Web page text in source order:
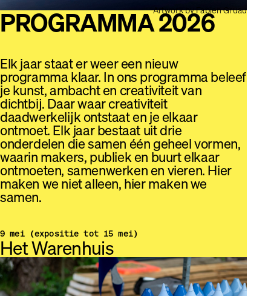
Artwork by Fabien Gruau
PROGRAMMA 2026
Elk jaar staat er weer een nieuw
programma klaar. In ons programma beleef
je kunst, ambacht en creativiteit van
dichtbij. Daar waar creativiteit
daadwerkelijk ontstaat en je elkaar
ontmoet. Elk jaar bestaat uit drie
onderdelen die samen één geheel vormen,
waarin makers, publiek en buurt elkaar
ontmoeten, samenwerken en vieren. Hier
maken we niet alleen, hier maken we
samen.
9 mei (expositie tot 15 mei)
Het Warenhuis